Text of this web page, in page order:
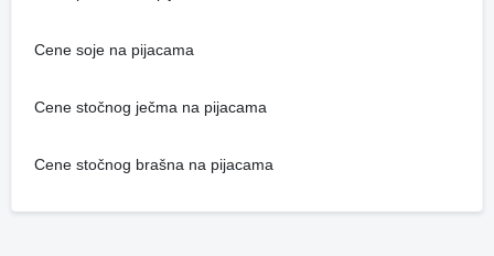
Cene soje na pijacama
Cene stočnog ječma na pijacama
Cene stočnog brašna na pijacama